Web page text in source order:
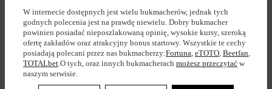
W internecie dostępnych jest wielu bukmacherów, jednak tych
godnych polecenia jest na prawdę niewielu. Dobry bukmacher
powinien posiadać nieposzlakowaną opinię, wysokie kursy, szeroką
ofertę zakładów oraz atrakcyjny bonus startowy. Wszystkie te cechy
posiadają polecani przez nas bukmacherzy:Fortuna, eTOTO, Beetfan,
TOTALbet.O tych, oraz innych bukmacherach możesz przeczytać w
naszym serwisie.